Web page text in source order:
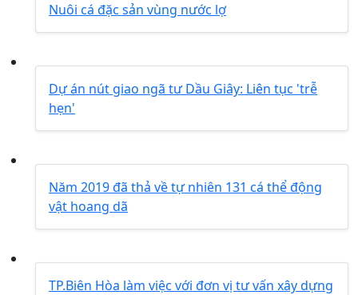
Nuôi cá đặc sản vùng nước lợ
Dự án nút giao ngã tư Dầu Giây: Liên tục 'trễ
hẹn'
Năm 2019 đã thả về tự nhiên 131 cá thể động
vật hoang dã
TP.Biên Hòa làm việc với đơn vị tư vấn xây dựng